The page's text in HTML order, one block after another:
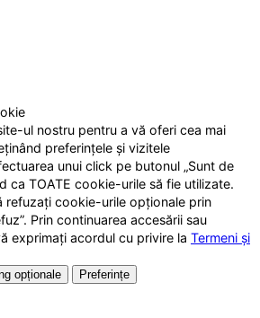
ul nostru pentru a vă oferi cea mai
preferințele și vizitele
unui click pe butonul „Sunt de
ca TOATE cookie-urile să fie utilizate.
refuzați cookie-urile opționale prin
Prin continuarea accesării sau
exprimați acordul cu privire la Termeni și
opționale
Preferințe